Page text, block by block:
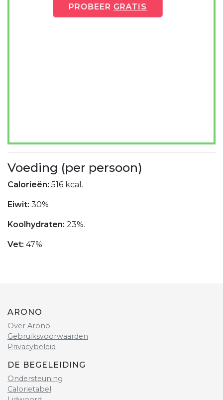
PROBEER GRATIS
Voeding (per persoon)
Calorieën: 516 kcal.
Eiwit: 30%
Koolhydraten: 23%.
Vet: 47%
ARONO
Over Arono
Gebruiksvoorwaarden
Privacybeleid
DE BEGELEIDING
Ondersteuning
Calorietabel